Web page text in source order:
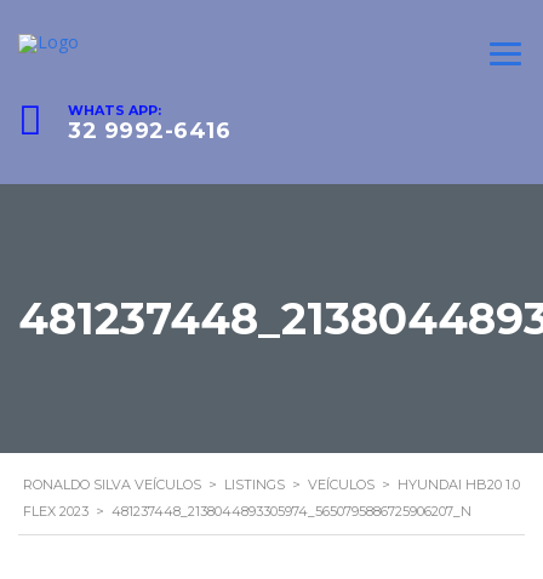
WHATS APP:
32 9992-6416
RONALDO SILVA VEÍCULOS > LISTINGS > VEÍCULOS > HYUNDAI HB20 1.0
FLEX 2023 > 481237448_2138044893305974_5650795886725906207_N